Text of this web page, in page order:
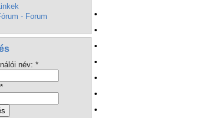
- Forum
név: *
*